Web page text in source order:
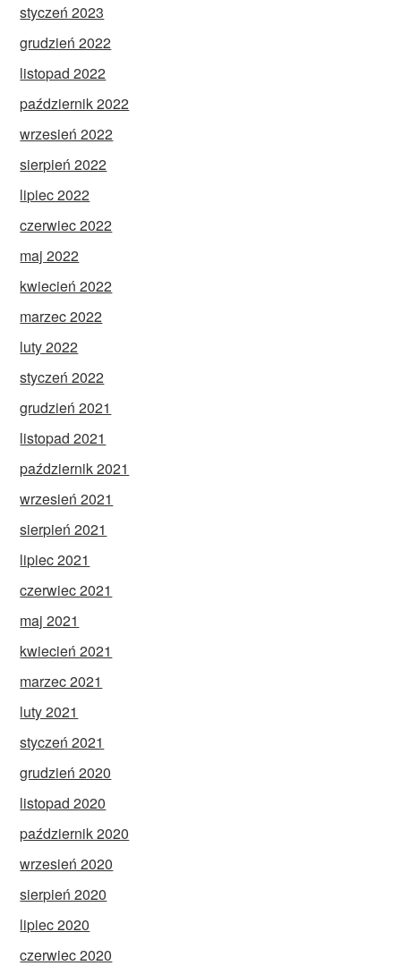
styczeń 2023
grudzień 2022
listopad 2022
październik 2022
wrzesień 2022
sierpień 2022
lipiec 2022
czerwiec 2022
maj 2022
kwiecień 2022
marzec 2022
luty 2022
styczeń 2022
grudzień 2021
listopad 2021
październik 2021
wrzesień 2021
sierpień 2021
lipiec 2021
czerwiec 2021
maj 2021
kwiecień 2021
marzec 2021
luty 2021
styczeń 2021
grudzień 2020
listopad 2020
październik 2020
wrzesień 2020
sierpień 2020
lipiec 2020
czerwiec 2020